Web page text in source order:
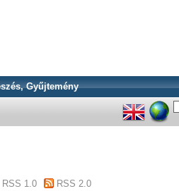
Gyűjtemény
RSS 1.0 RSS 2.0